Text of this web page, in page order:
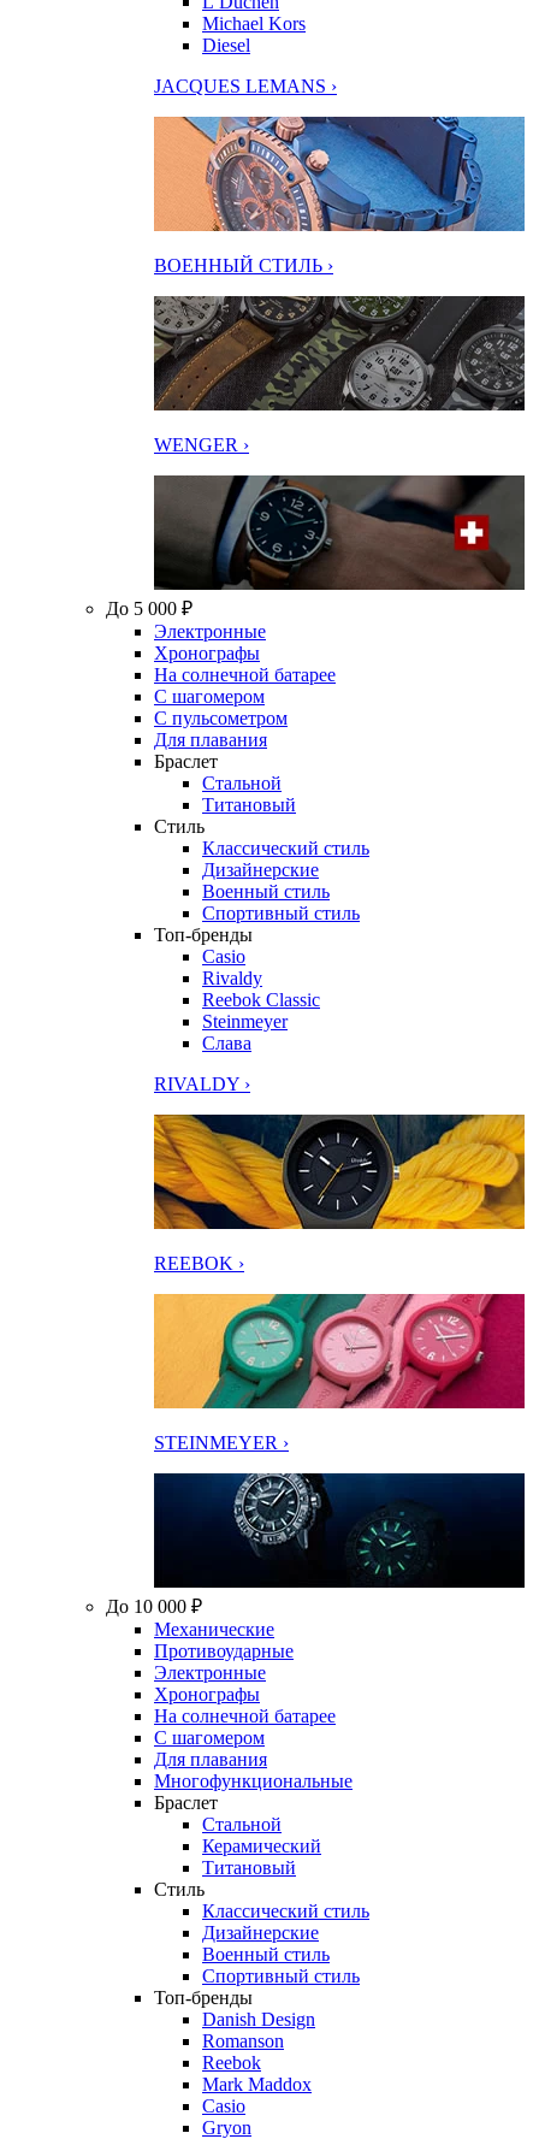
Michael Kors
Diesel
JACQUES LEMANS ›
ВОЕННЫЙ СТИЛЬ ›
WENGER ›
До 5 000 ₽
Электронные
Хронографы
На солнечной батарее
С шагомером
С пульсометром
Для плавания
Браслет
Стальной
Титановый
Стиль
Классический стиль
Дизайнерские
Военный стиль
Спортивный стиль
Топ-бренды
Casio
Rivaldy
Reebok Classic
Steinmeyer
Слава
RIVALDY ›
REEBOK ›
STEINMEYER ›
До 10 000 ₽
Механические
Противоударные
Электронные
Хронографы
На солнечной батарее
С шагомером
Для плавания
Многофункциональные
Браслет
Стальной
Керамический
Титановый
Стиль
Классический стиль
Дизайнерские
Военный стиль
Спортивный стиль
Топ-бренды
Danish Design
Romanson
Reebok
Mark Maddox
Casio
Gryon